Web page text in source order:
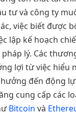
tư và công ty
việc biết được
lập kế hoạch
lý. Các
lợi từ việc hiểu
hưởng đến động
cung cấp các
Bitcoin và